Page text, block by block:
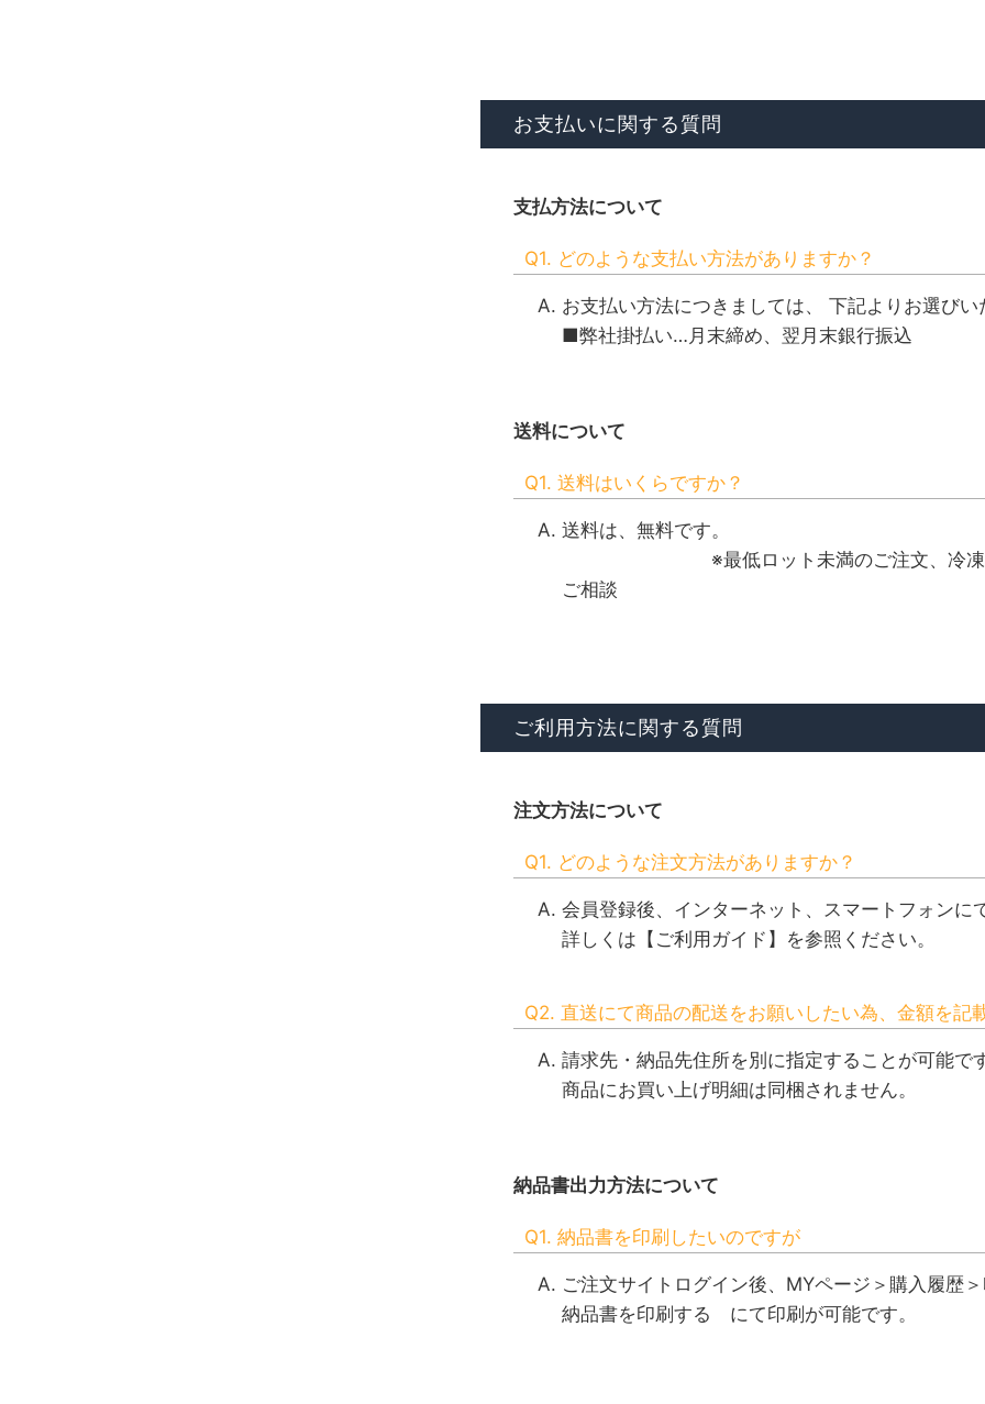
お支払いに関する質問
支払方法について
Q1. どのような支払い方法がありますか？
お支払い方法につきましては、 下記よりお選びい
■弊社掛払い…月末締め、翌月末銀行振込
送料について
Q1. 送料はいくらですか？
送料は、無料です。
※最低ロット未満のご注文、冷凍品、一
ご相談
ご利用方法に関する質問
注文方法について
Q1. どのような注文方法がありますか？
会員登録後、インターネット、スマートフォンに
詳しくは 【ご利用ガイド】 を参照ください。
Q2. 直送にて商品の配送をお願いしたい為、金額を記
請求先・納品先住所を別に指定することが可能です
商品にお買い上げ明細は同梱されません。
納品書出力方法について
Q1. 納品書を印刷したいのですが
ご注文サイトログイン後、MYページ＞購入履歴
納品書を印刷する にて印刷が可能です。